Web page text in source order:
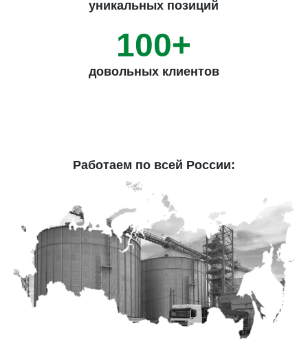
уникальных позиций
100+
довольных клиентов
Работаем по всей России: